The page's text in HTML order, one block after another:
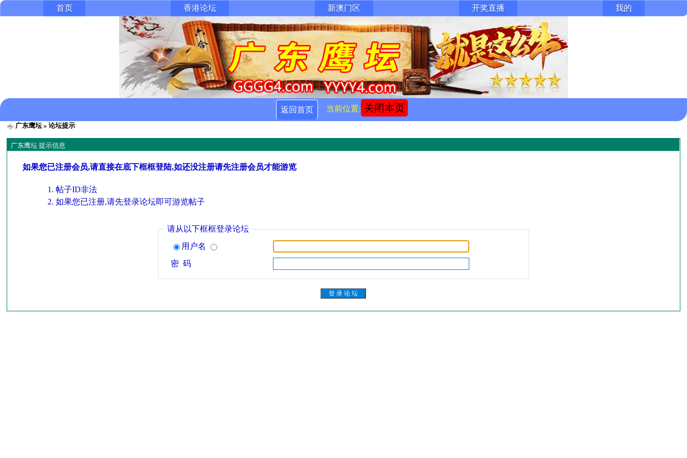
首页 香港论坛 新澳门区 开奖直播 我的
返回首页 当前位置: 关闭本页
广东鹰坛» 论坛提示
广东鹰坛 提示信息
如果您已注册会员,请直接在底下框框登陆,如还没注册请先注册会员才能游览
帖子ID非法
如果您已注册,请先登录论坛即可游览帖子
请从以下框框登录论坛
用户名
密 码